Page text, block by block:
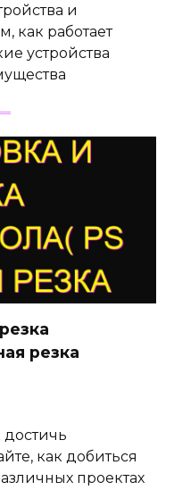
и
как работает
устройства
резка
достичь
как добиться
проектах